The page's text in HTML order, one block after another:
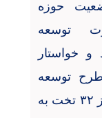
حوزه
توسعه
و خواستار
طرح توسعه
۳۲ تخت به